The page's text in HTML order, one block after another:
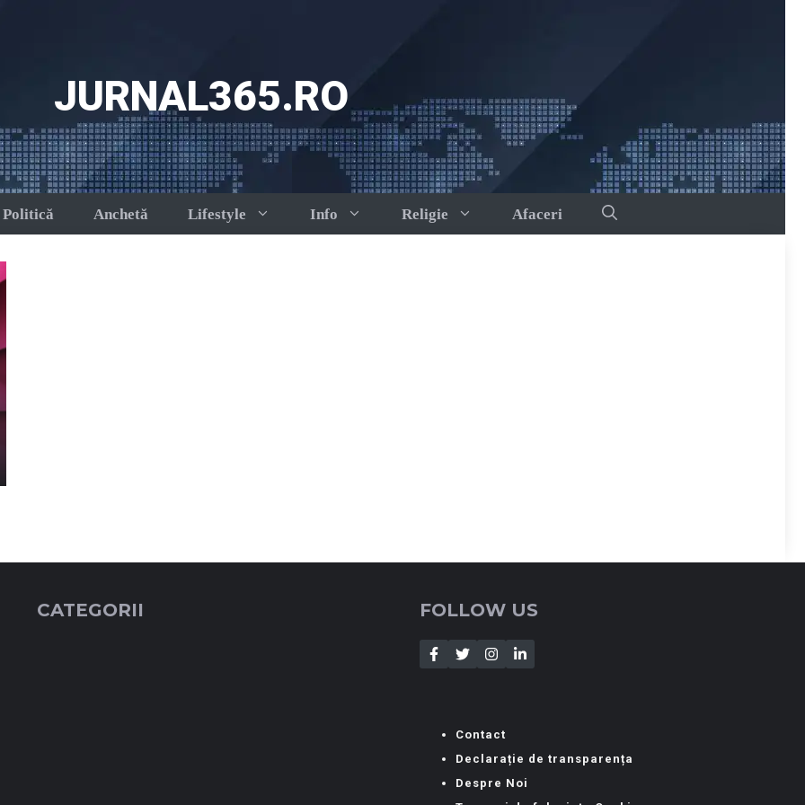
JURNAL365.RO
Politică Anchetă Lifestyle Info Religie Afaceri
CATEGORII FOLLOW US
Contact
Declarație de transparența
Despre Noi